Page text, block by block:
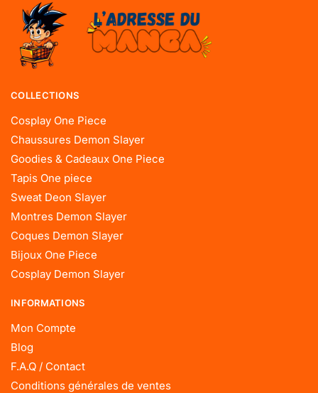
COLLECTIONS
Cosplay One Piece
Chaussures Demon Slayer
Goodies & Cadeaux One Piece
Tapis One piece
Sweat Deon Slayer
Montres Demon Slayer
Coques Demon Slayer
Bijoux One Piece
Cosplay Demon Slayer
INFORMATIONS
Mon Compte
Blog
F.A.Q / Contact
Conditions générales de ventes